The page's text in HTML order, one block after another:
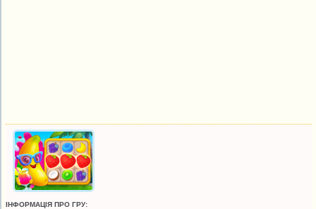
ІНФОРМАЦІЯ ПРО ГРУ: